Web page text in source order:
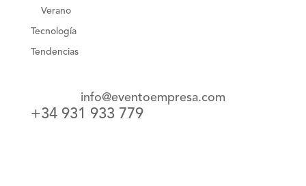
Verano
Tecnología
Tendencias
info@eventoempresa.com
+34 931 933 779